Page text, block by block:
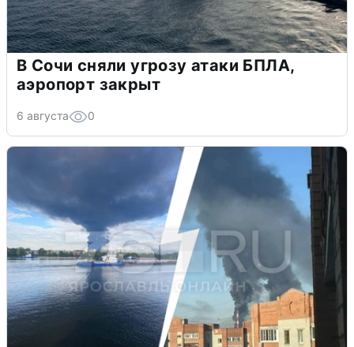
В Сочи сняли угрозу атаки БПЛА,
аэропорт закрыт
6 августа 0